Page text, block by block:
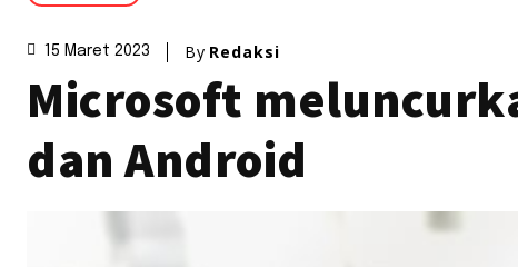
15 Maret 2023 By Redaksi
Microsoft
dan Android